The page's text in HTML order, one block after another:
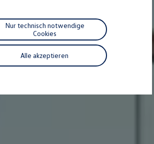
und Reifen
und Unfallhilfe
Service
Teile
Zubehör
und Elektronik
Alle akzeptieren
Nur technisch notwendige
Cookies